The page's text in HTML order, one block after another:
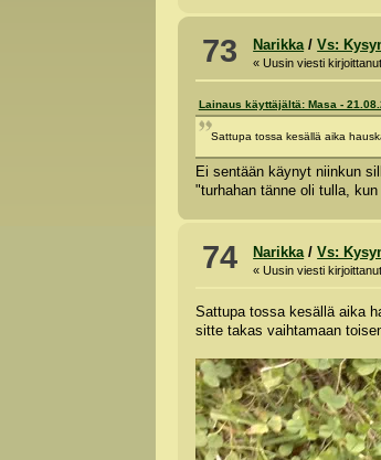
73 Narikka/Vs:
« Uusin viesti kirjoittanut
Lainaus käyttäjältä: Masa -
Sattupa tossa kesällä aika
Ei sentään käynyt niinkun
"turhahan tänne oli tulla,
74 Narikka /Vs:
« Uusin viesti
Sattupa tossa kesällä aika
sitte takas vaihtamaan